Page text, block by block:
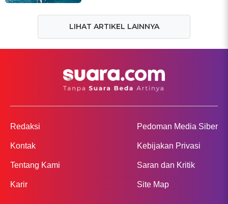
LIHAT ARTIKEL LAINNYA
Redaksi
Kontak
Tentang Kami
Karir
Pedoman Media Siber
Kebijakan Privasi
Saran dan Kritik
Site Map